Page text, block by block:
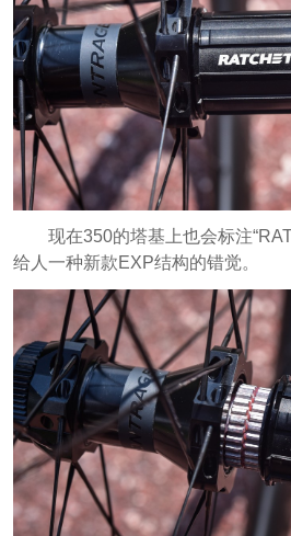
现在350的塔基上也会标注
给人一种新款EXP结构的错觉。